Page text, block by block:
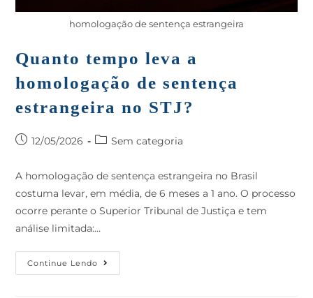
homologação de sentença estrangeira
Quanto tempo leva a
homologação de sentença
estrangeira no STJ?
12/05/2026 Sem categoria
A homologação de sentença estrangeira no Brasil
costuma levar, em média, de 6 meses a 1 ano. O processo
ocorre perante o Superior Tribunal de Justiça e tem
análise limitada:…
Continue Lendo